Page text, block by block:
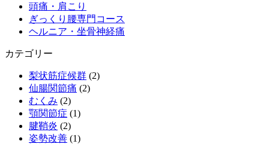
頭痛・肩こり
ぎっくり腰専門コース
ヘルニア・坐骨神経痛
カテゴリー
梨状筋症候群 (2)
仙腸関節痛 (2)
むくみ (2)
顎関節症 (1)
腱鞘炎 (2)
姿勢改善 (1)